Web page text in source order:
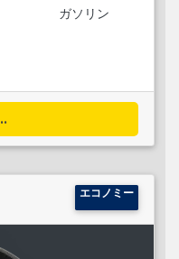
ガソリン
エコノミー